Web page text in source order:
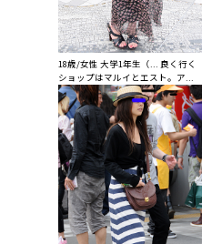
18歳/女性 大学1年生（... 良く行く
ショップはマルイとエスト。ア...